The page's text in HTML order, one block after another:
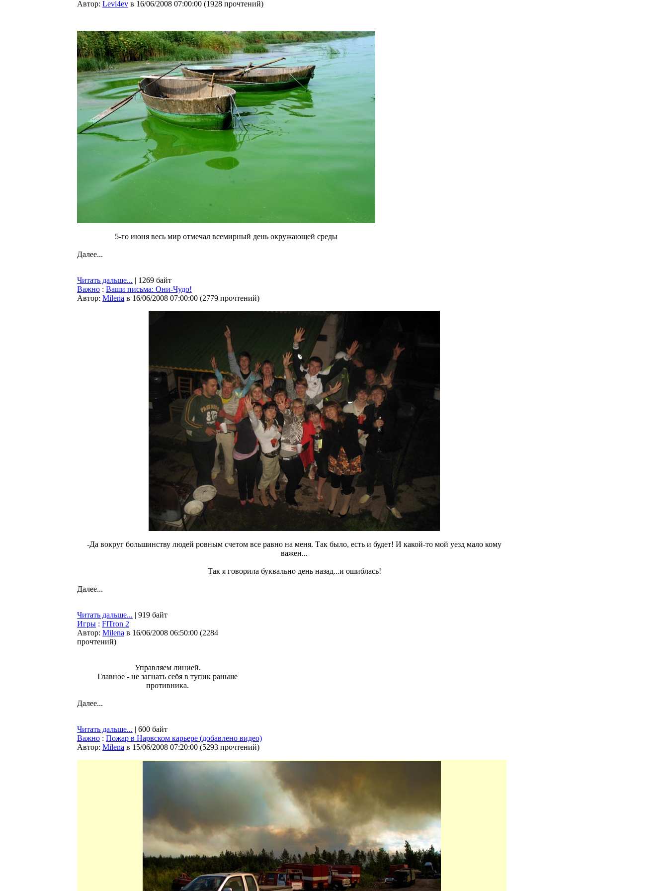
Автор: Levi4ev в 16/06/2008 07:00:00 (1928 прочтений)
5-го июня весь мир отмечал всемирный день окружающей среды
Далее...
Читать дальше... | 1269 байт
Важно : Ваши письма: Они-Чудо!
Автор: Milena в 16/06/2008 07:00:00 (2779 прочтений)
-Да вокруг большинству людей ровным счетом все равно на меня. Так было, есть и будет! И какой-то мой уезд мало кому
важен...
Так я говорила буквально день назад...и ошиблась!
Далее...
Читать дальше... | 919 байт
Игры : FlTron 2
Автор: Milena в 16/06/2008 06:50:00 (2284
прочтений)
Управляем линией.
Главное - не загнать себя в тупик раньше
противника.
Далее...
Читать дальше... | 600 байт
Важно : Пожар в Нарвском карьере (добавлено видео)
Автор: Milena в 15/06/2008 07:20:00 (5293 прочтений)